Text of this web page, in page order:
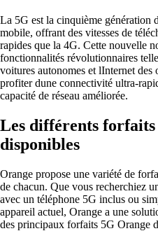
La 5G est la cinquième génération
mobile, offrant des vitesses de
rapides que la 4G. Cette nouvelle
fonctionnalités révolutionnaires
voitures autonomes et lInternet
profiter dune connectivité ultra-
capacité de réseau améliorée.
Les différents
disponibles
Orange propose une variété de
de chacun. Que vous recherchiez
avec un téléphone 5G inclus ou
appareil actuel, Orange a une
des principaux forfaits 5G Orange